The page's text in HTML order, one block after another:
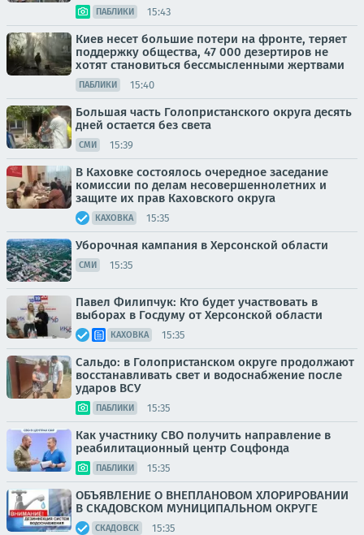
ПАБЛИКИ 15:43
Киев несет большие потери на фронте, теряет
поддержку общества, 47 000 дезертиров не
хотят становиться бессмысленными жертвами
ПАБЛИКИ 15:40
Большая часть Голопристанского округа десять
дней остается без света
СМИ 15:39
В Каховке состоялось очередное заседание
комиссии по делам несовершеннолетних и
защите их прав Каховского округа
КАХОВКА 15:35
Уборочная кампания в Херсонской области
СМИ 15:35
Павел Филипчук: Кто будет участвовать в
выборах в Госдуму от Херсонской области
КАХОВКА 15:35
Сальдо: в Голопристанском округе продолжают
восстанавливать свет и водоснабжение после
ударов ВСУ
ПАБЛИКИ 15:35
Как участнику СВО получить направление в
реабилитационный центр Соцфонда
ПАБЛИКИ 15:35
ОБЪЯВЛЕНИЕ О ВНЕПЛАНОВОМ ХЛОРИРОВАНИИ
В СКАДОВСКОМ МУНИЦИПАЛЬНОМ ОКРУГЕ
СКАДОВСК 15:35